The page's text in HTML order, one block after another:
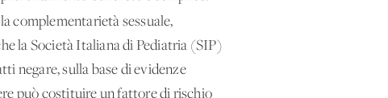
complementarietà sessuale,
la Società Italiana di Pediatria (SIP)
negare, sulla base di evidenze
può costituire un fattore di rischio